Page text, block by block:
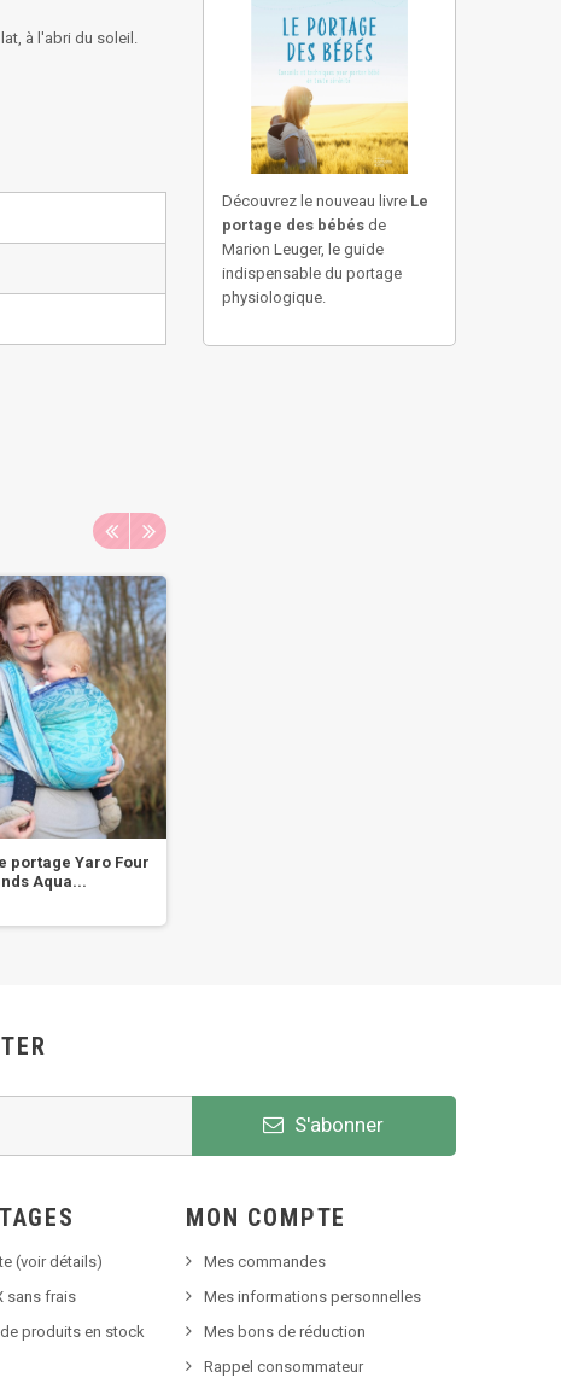
à l'abri du soleil.
portage Yaro Four
Aqua...
Découvrez le nouveau livre Le
portage des bébés de
Marion Leuger, le guide
indispensable du portage
physiologique.
S'abonner
(voir détails)
sans frais
produits en stock
MON COMPTE
Mes commandes
Mes informations personnelles
Mes bons de réduction
Rappel consommateur